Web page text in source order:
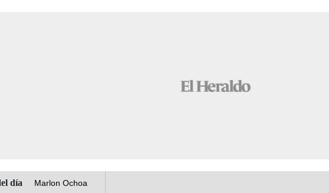
Marlon Ochoa